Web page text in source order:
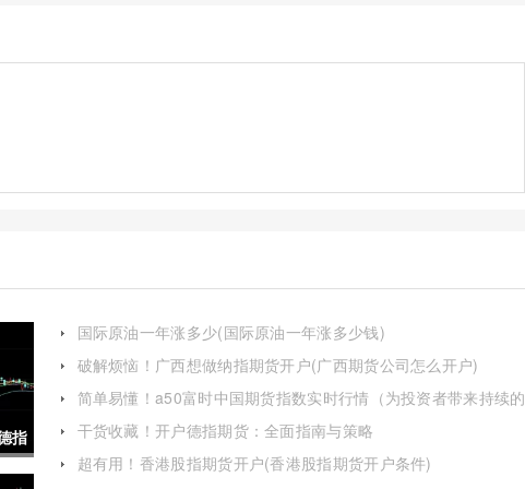
指
国际原油一年涨多少(国际原油一年涨多少钱)
破解烦恼！广西想做纳指期货开户(广西期货公司怎么开户)
简单易懂！a50富时中国期货指数实时行情（为投资者带来持续的
干货收藏！开户德指期货：全面指南与策略
超有用！香港股指期货开户(香港股指期货开户条件)